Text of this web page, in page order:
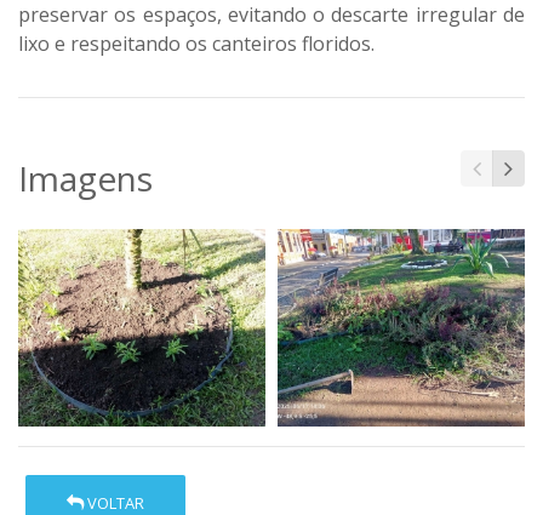
preservar os espaços, evitando o descarte irregular de
lixo e respeitando os canteiros floridos.
Imagens
VOLTAR